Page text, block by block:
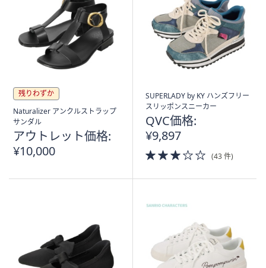
残りわずか
Naturalizer アンクルストラップ
サンダル
アウトレット価格:
¥10,000
SUPERLADY by KY ハンズフリー
スリッポンスニーカー
QVC価格:
¥9,897
3.0
of
(43 件)